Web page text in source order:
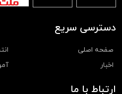
دسترسی سریع
صفحه اصلی
اخبار
ارتباط با ما